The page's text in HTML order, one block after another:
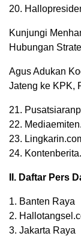
20.
Kunjungi
Hubungan
Agus Adukan
Jateng ke KPK,
21.
22.
23.
24.
II. Daftar Pers
1. Banten Raya
2.
3. Jakarta Raya